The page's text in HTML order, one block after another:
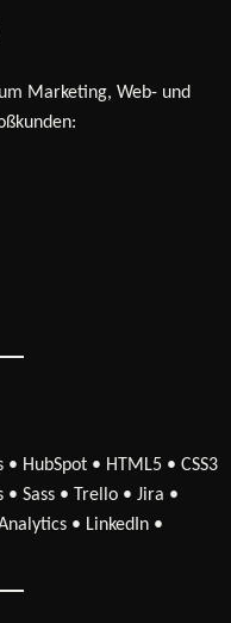
Marketing, Web- und
HubSpot • HTML5 • CSS3
Sass • Trello • Jira •
• LinkedIn •